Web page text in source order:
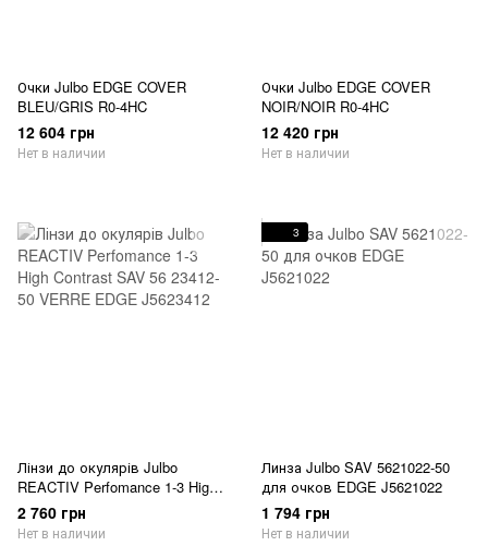
Очки Julbo EDGE COVER
BLEU/GRIS R0-4HC
12 604 грн
Нет в наличии
Очки Julbo EDGE COVER
NOIR/NOIR R0-4HC
12 420 грн
Нет в наличии
Лінзи до окулярів Julbo
REACTIV Perfomance 1-3 High
Contrast SAV 56 23412-50
VERRE EDGE J5623412
2 760 грн
Нет в наличии
3
Линза Julbo SAV 5621022-50
для очков EDGE J5621022
1 794 грн
Нет в наличии